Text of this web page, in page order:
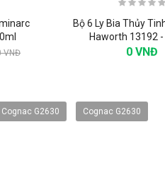
VNĐ
Bộ 6 Ly Bia Thủy
Haworth 13192 -
0 VNĐ
-20% G2630 Cognac G2630